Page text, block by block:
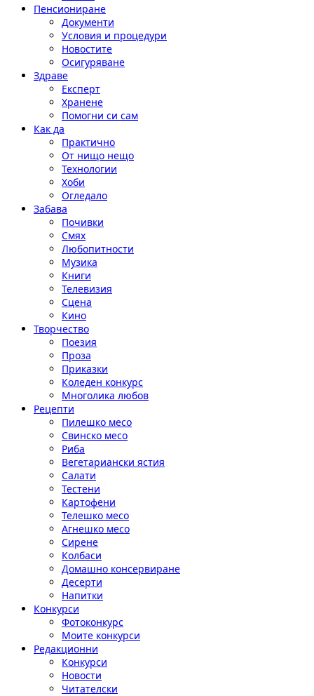
Пенсиониране
Документи
Условия и процедури
Новостите
Осигуряване
Здраве
Експерт
Хранене
Помогни си сам
Как да
Практично
От нищо нещо
Технологии
Хоби
Огледало
Забава
Почивки
Смях
Любопитности
Музика
Книги
Телевизия
Сцена
Кино
Творчество
Поезия
Проза
Приказки
Коледен конкурс
Многолика любов
Рецепти
Пилешко месо
Свинско месо
Риба
Вегетариански ястия
Салати
Тестени
Картофени
Телешко месо
Агнешко месо
Сирене
Колбаси
Домашно консервиране
Десерти
Напитки
Конкурси
Фотоконкурс
Моите конкурси
Редакционни
Конкурси
Новости
Читателски